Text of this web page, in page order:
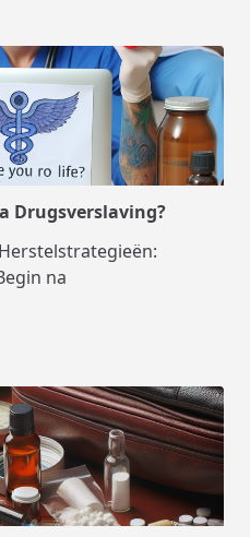
Drugsverslaving?
na